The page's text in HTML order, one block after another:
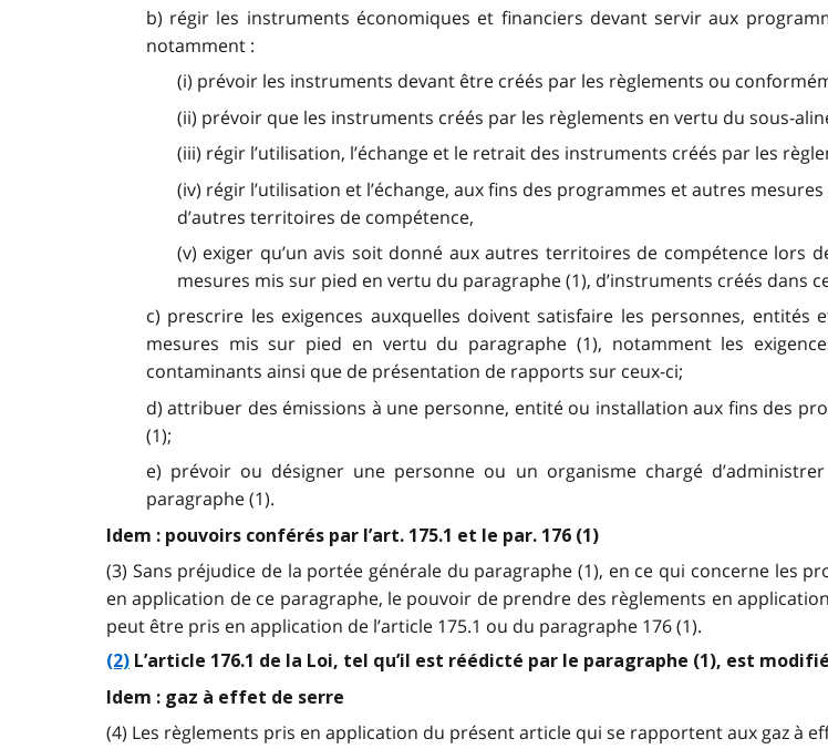
b) régir les instruments économiques et financiers devant servir aux
notamment :
(i) prévoir les instruments devant être créés par les règlements ou
(ii) prévoir que les instruments créés par les règlements en vertu du sous-
(iii) régir l’utilisation, l’échange et le retrait des instruments créés par les
(iv) régir l’utilisation et l’échange, aux fins des programmes et autres
d’autres territoires de compétence,
(v) exiger qu’un avis soit donné aux autres territoires de compétence lors
mesures mis sur pied en vertu du paragraphe (1), d’instruments créés dans
c) prescrire les exigences auxquelles doivent satisfaire les personnes,
mesures mis sur pied en vertu du paragraphe (1), notamment les
contaminants ainsi que de présentation de rapports sur ceux-ci;
d) attribuer des émissions à une personne, entité ou installation aux fins des
(1);
e) prévoir ou désigner une personne ou un organisme chargé
paragraphe (1).
Idem : pouvoirs conférés par l’art. 175.1 et le par. 176 (1)
(3) Sans préjudice de la portée générale du paragraphe (1), en ce qui concerne les
en application de ce paragraphe, le pouvoir de prendre des règlements en
peut être pris en application de l’article 175.1 ou du paragraphe 176 (1).
(2) L’article 176.1 de la Loi, tel qu’il est réédicté par le paragraphe (1), est
Idem : gaz à effet de serre
(4) Les règlements pris en application du présent article qui se rapportent aux gaz à